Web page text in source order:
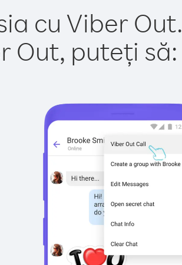
cu Viber Out.
Out, puteți să: